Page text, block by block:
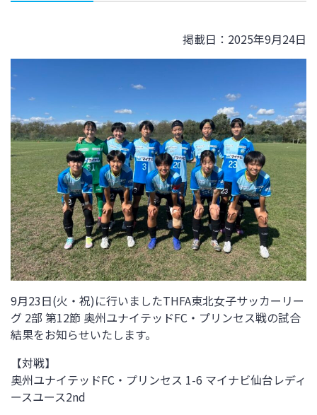
掲載日：2025年9月24日
9月23日(火・祝)に行いましたTHFA東北女子サッカーリー
グ 2部 第12節 奥州ユナイテッドFC ・プリンセス戦の試合
結果をお知らせいたします。
【対戦】
奥州ユナイテッドFC ・プリンセス 1-6 マイナビ仙台レディ
ースユース2nd